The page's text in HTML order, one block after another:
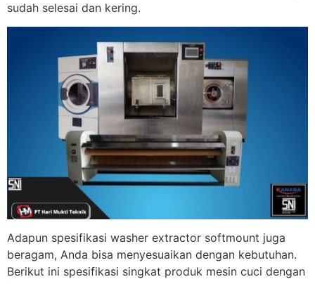
sudah selesai dan kering.
Adapun spesifikasi washer extractor softmount juga
beragam, Anda bisa menyesuaikan dengan kebutuhan.
Berikut ini spesifikasi singkat produk mesin cuci dengan